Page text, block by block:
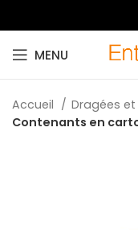
MENU
Accueil Dragées
Contenants en